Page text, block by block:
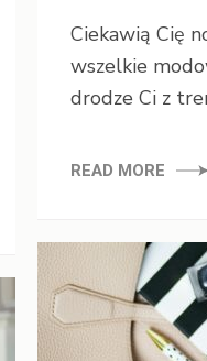
Ciekawią Cię
wszelkie
drodze Ci z
READ MORE